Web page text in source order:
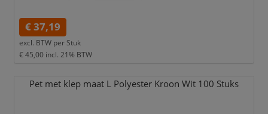
€ 37,19
excl. BTW per Stuk
€ 45,00 incl. 21% BTW
Pet met klep maat L Polyester Kroon Wit 100 Stuks